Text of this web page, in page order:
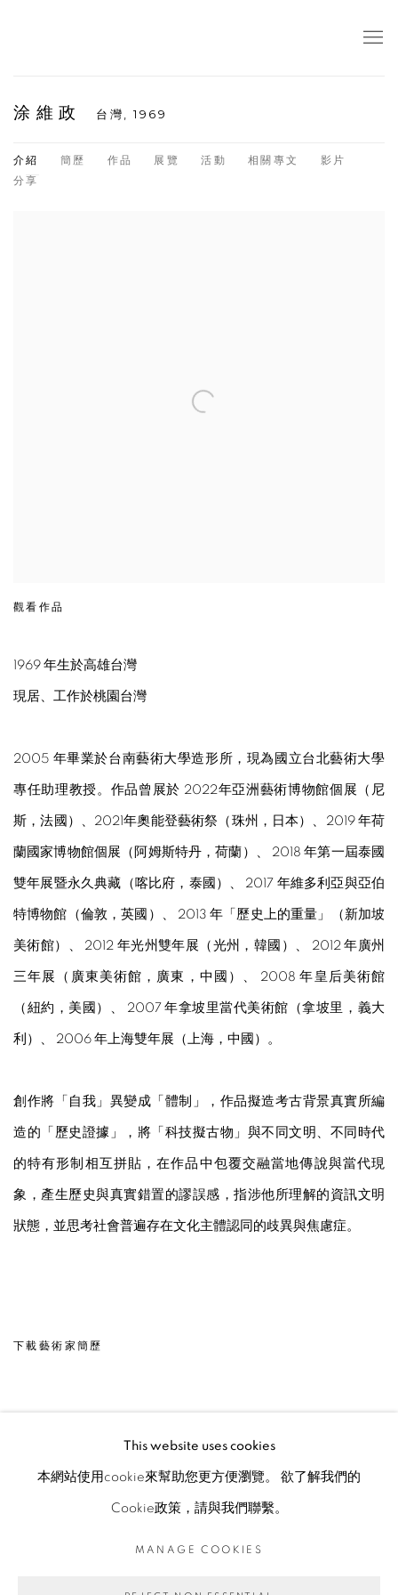
涂維政 台灣, 1969
介紹 簡歷 作品 展覽 活動 相關專文
影片
分享
觀看作品
1969 年生於高雄台灣
現居、工作於桃園台灣
2005 年畢業於台南藝術大學造形所，現為國立台北藝術大學
專任助理教授。作品曾展於 2022年亞洲藝術博物館個展（尼
斯，法國）、2021年奧能登藝術祭（珠州，日本）、 2019 年荷
蘭國家博物館個展（阿姆斯特丹，荷蘭）、 2018年第一屆泰國
雙年展暨永久典藏 （喀比府，泰國） 、 2017 年維多利亞與亞伯
特博物館（倫敦，英國） 、 2013年 「歷史上的重量」（新加坡
美術館）、 2012 年光州雙年展（光州，韓國）、 2012年廣州
三年展 （ 廣東美術館，廣東，中國）、 2008年 皇后美術館
（紐約，美國）、 2007年拿坡里當代美術館（拿坡里，義大
利）、 2006 年上海雙年展 （上海，中國） 。
創作將「自我」異變成「體制」，作品擬造考古背景真實所編
造的「歷史證據」，將「科技擬古物」與不同文明、不同時代
的特有形制相互拼貼，在作品中包覆交融當地傳說與當代現
象，產生歷史與真實錯置的謬誤感，指涉他所理解的資訊文明
狀態，並思考社會普遍存在文化主體認同的歧異與焦慮症。
下載藝術家簡歷
MANAGE COOKIES
© 2026 TINA KENG GALLERY. ALL RIGHTS
This website uses cookies
本網站使用cookie來幫助您更方便瀏覽。 欲了解我們的
Cookie政策，請與我們聯繫。
MANAGE COOKIES